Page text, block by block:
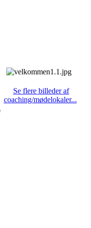
Se flere billeder af
coaching/mødelokaler...